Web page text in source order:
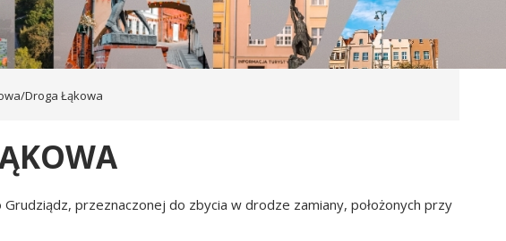
Droga Łąkowa
przeznaczonej do zbycia w drodze zamiany, położonych przy